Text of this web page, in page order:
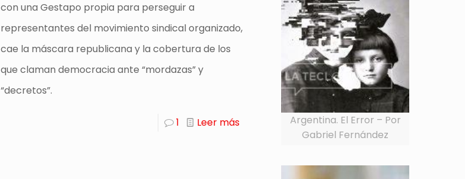
con una Gestapo propia para perseguir a
representantes del movimiento sindical organizado,
cae la máscara republicana y la cobertura de los
que claman democracia ante “mordazas” y
“decretos”.
1 Leer más
Argentina. El Error – Por
Gabriel Fernández